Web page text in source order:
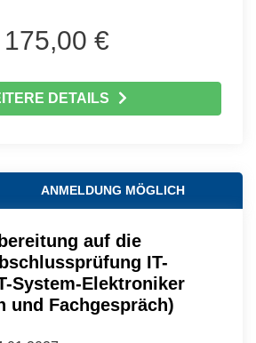
175,00 €
DETAILS
ANMELDUNG MÖGLICH
auf die
IT-
System-Elektroniker
und Fachgespräch)